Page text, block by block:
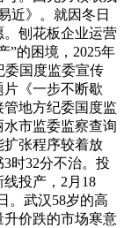
近》。就因冬日
刨花板企业运营
”的困境，2025年
委国度监委宣传
《一步不断歇
管地方纪委国度监
市监委监察查询
扩张程序较着放
时32分不治。投
投产，2月18
。武汉58岁的高
升价跌的市场寒意